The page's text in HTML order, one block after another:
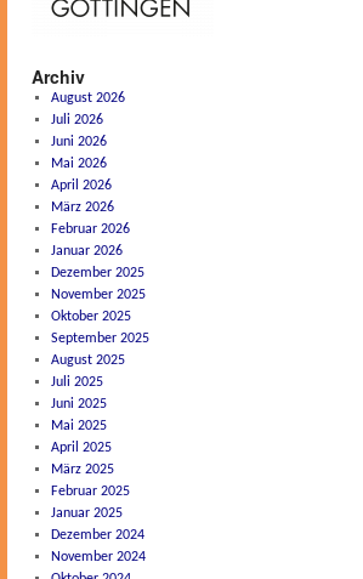
Archiv
August 2026
Juli 2026
Juni 2026
Mai 2026
April 2026
März 2026
Februar 2026
Januar 2026
Dezember 2025
November 2025
Oktober 2025
September 2025
August 2025
Juli 2025
Juni 2025
Mai 2025
April 2025
März 2025
Februar 2025
Januar 2025
Dezember 2024
November 2024